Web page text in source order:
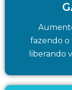
fazendo o
liberando